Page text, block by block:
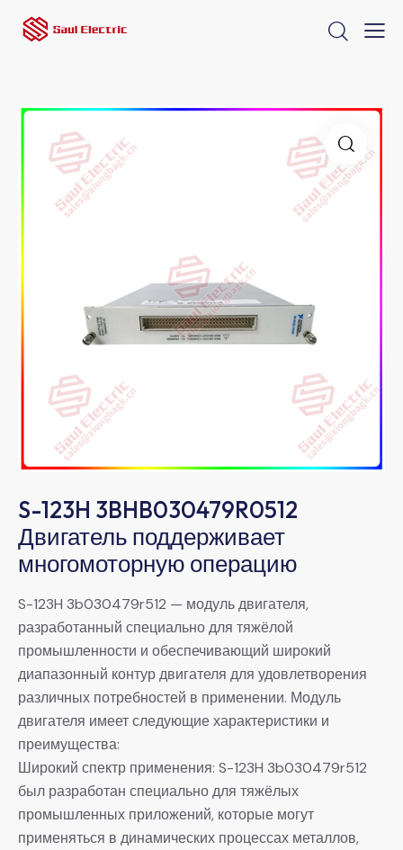
S-123H 3BHB030479R0512
Двигатель поддерживает
многомоторную операцию
S-123H 3b030479r512 — модуль двигателя,
разработанный специально для тяжёлой
промышленности и обеспечивающий широкий
диапазонный контур двигателя для удовлетворения
различных потребностей в применении. Модуль
двигателя имеет следующие характеристики и
преимущества:
Широкий спектр применения: S-123H 3b030479r512
был разработан специально для тяжёлых
промышленных приложений, которые могут
применяться в динамических процессах металлов,